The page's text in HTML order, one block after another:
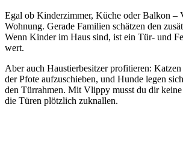
Egal ob Kinderzimmer, Küche oder Balkon –
Wohnung. Gerade Familien schätzen den
Wenn Kinder im Haus sind, ist ein Tür- und
wert.
Aber auch Haustierbesitzer profitieren:
der Pfote aufzuschieben, und Hunde legen
den Türrahmen. Mit Vlippy musst du dir keine
die Türen plötzlich zuknallen.